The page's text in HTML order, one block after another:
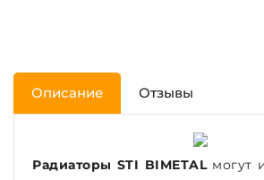
Описание Отзывы
Радиаторы STI BIMETALмогут